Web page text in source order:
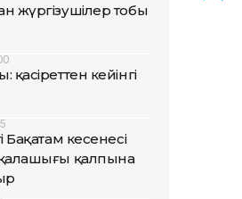
жүргізушілер тобы
кейінгі
Бақатам кесенесі
қалпына